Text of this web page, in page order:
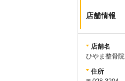
店舗情報
店舗名
ひやま整骨院
住所